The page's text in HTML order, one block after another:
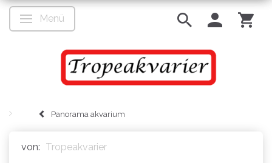
Anzeige ändern
Menü
Panorama akvarium
von: Tropeakvarier